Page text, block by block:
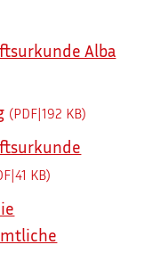
Alba
(PDF|192 KB)
KB)